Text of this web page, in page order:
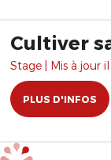
Cultiver
Stage | Mis à jour
PLUS D'INFOS